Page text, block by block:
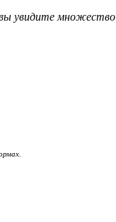
увидите множество